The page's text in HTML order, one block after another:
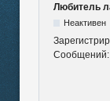
Любитель
Неактивен
Сообщений: